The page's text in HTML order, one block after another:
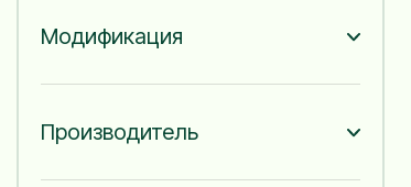
Модификация
Производитель